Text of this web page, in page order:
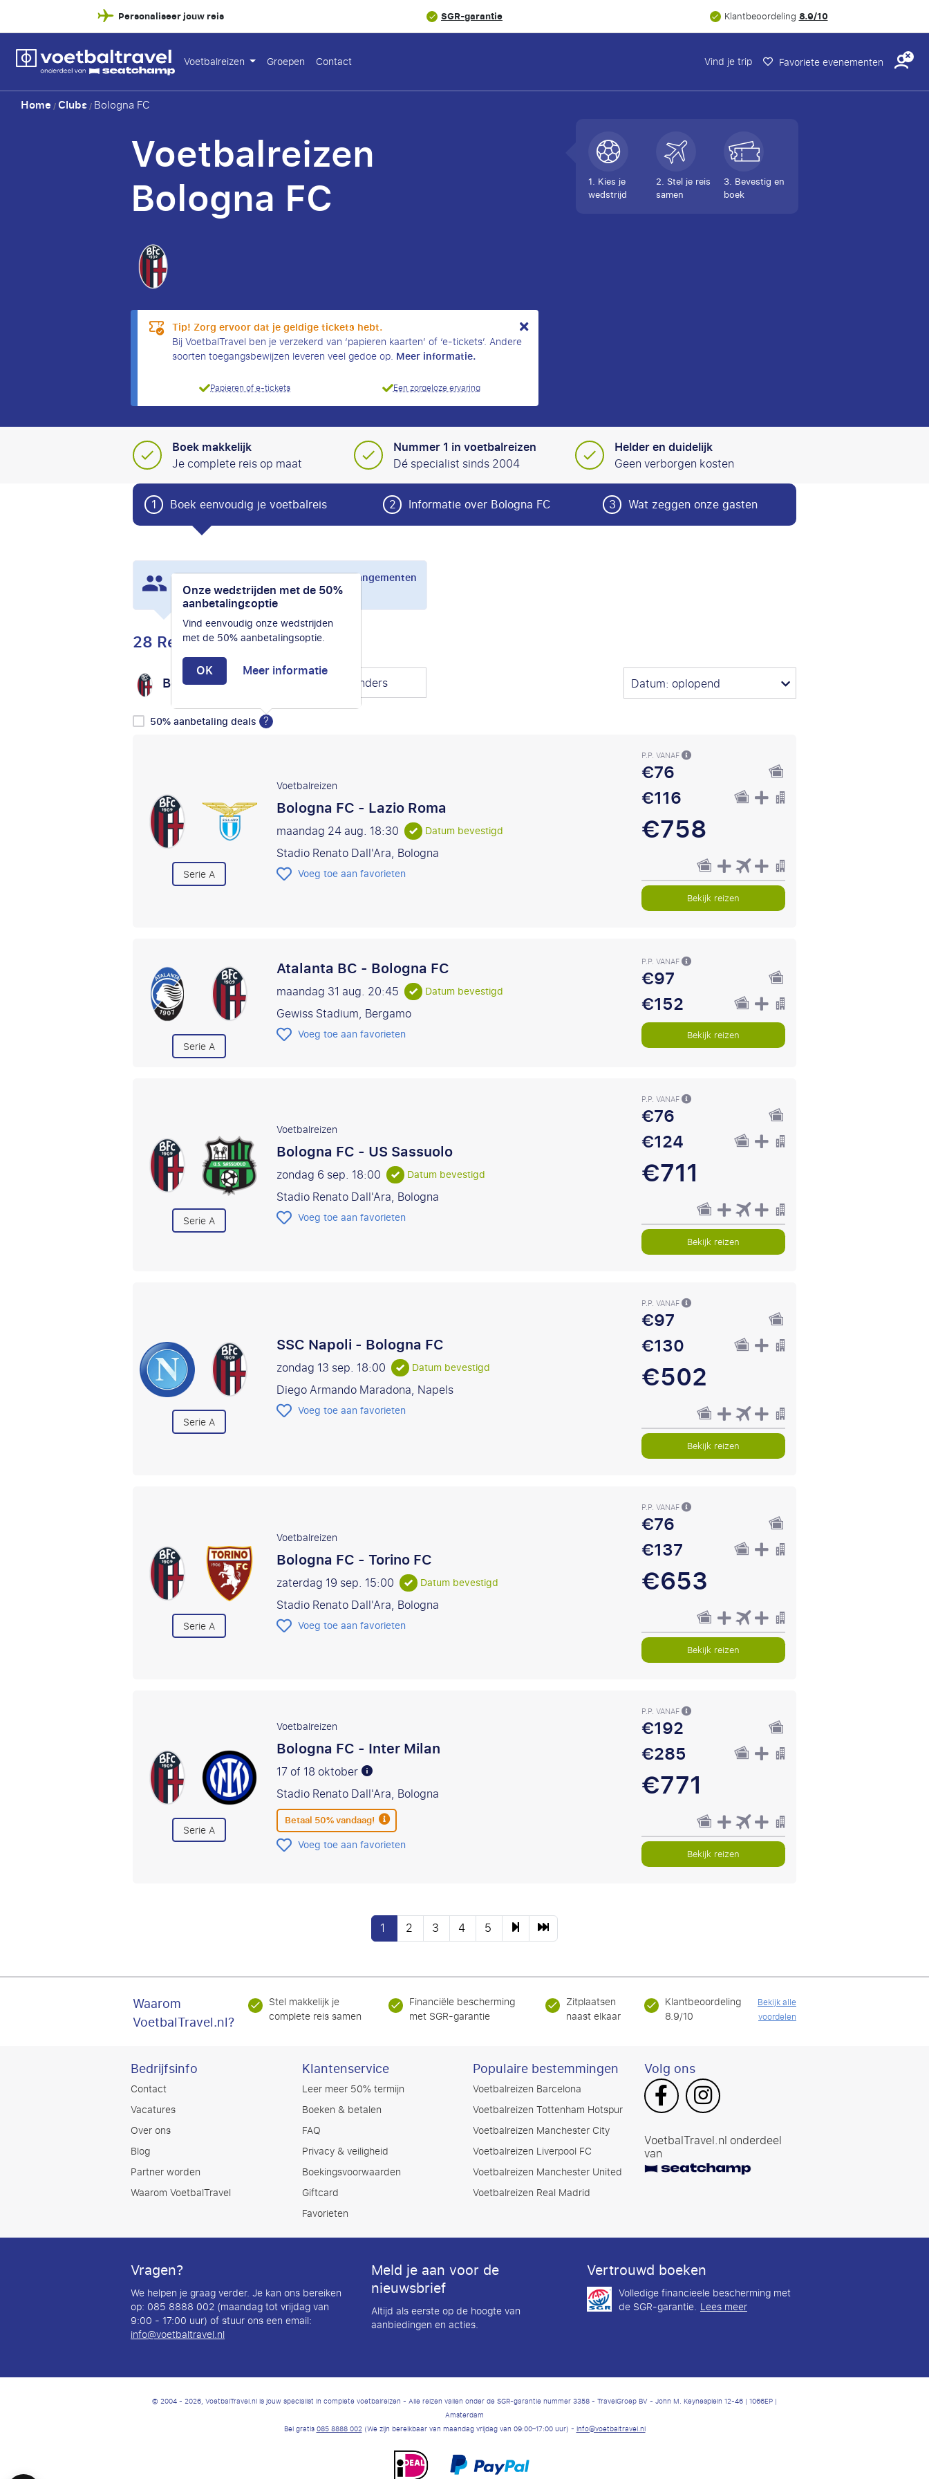
Personaliseer jouw reis SGR-garantie Klantbeoordeling8.9/10
Voetbalreizen Groepen Contact Vind je trip Favoriete evenementen
Home/Clubs/Bologna FC
Voetbalreizen
Bologna FC
Tip! Zorg ervoor dat je geldige tickets hebt.
Bij VoetbalTravel ben je verzekerd van ‘papieren kaarten’ of ‘e-tickets’. Andere
soorten toegangsbewijzen leveren veel gedoe op. Meer informatie.
Papieren of e-tickets Een zorgeloze ervaring
1. Kies je
wedstrijd
2. Stel je reis
samen
3. Bevestig en
boek
Boek makkelijk
Je complete reis op maat
Nummer 1 in voetbalreizen
Dé specialist sinds 2004
Helder en duidelijk
Geen verborgen kosten
1 Boek eenvoudig je voetbalreis 2 Informatie over Bologna FC 3 Wat zeggen onze gasten
101Personen bekeken Bologna FC arrangementen
in de afgelopen 24 uur.
28 Reizen
Bologna FC Selecteer tegenstanders Datum: oplopend
50% aanbetaling deals ?
Serie A
Voetbalreizen
Bologna FC - Lazio Roma
maandag 24 aug. 18:30 Datum bevestigd
Stadio Renato Dall'Ara, Bologna
Voeg toe aan favorieten
P.P. VANAF
€76
€116
€758
Bekijk reizen
Serie A
Atalanta BC - Bologna FC
maandag 31 aug. 20:45 Datum bevestigd
Gewiss Stadium, Bergamo
Voeg toe aan favorieten
P.P. VANAF
€97
€152
Bekijk reizen
Serie A
Voetbalreizen
Bologna FC - US Sassuolo
zondag 6 sep. 18:00 Datum bevestigd
Stadio Renato Dall'Ara, Bologna
Voeg toe aan favorieten
P.P. VANAF
€76
€124
€711
Bekijk reizen
Serie A
SSC Napoli - Bologna FC
zondag 13 sep. 18:00 Datum bevestigd
Diego Armando Maradona, Napels
Voeg toe aan favorieten
P.P. VANAF
€97
€130
€502
Bekijk reizen
Serie A
Voetbalreizen
Bologna FC - Torino FC
zaterdag 19 sep. 15:00 Datum bevestigd
Stadio Renato Dall'Ara, Bologna
Voeg toe aan favorieten
P.P. VANAF
€76
€137
€653
Bekijk reizen
Serie A
Voetbalreizen
Bologna FC - Inter Milan
17 of 18 oktober
Stadio Renato Dall'Ara, Bologna
Betaal 50% vandaag!
Voeg toe aan favorieten
P.P. VANAF
€192
€285
€771
Bekijk reizen
1 2 3 4 5
Waarom
VoetbalTravel.nl?
Stel makkelijk je
complete reis samen
Financiële bescherming
met SGR-garantie
Zitplaatsen
naast elkaar
Klantbeoordeling
8.9/10
Bekijk alle
voordelen
Bedrijfsinfo
Contact
Vacatures
Over ons
Blog
Partner worden
Waarom VoetbalTravel
Klantenservice
Leer meer 50% termijn
Boeken & betalen
FAQ
Privacy & veiligheid
Boekingsvoorwaarden
Giftcard
Favorieten
Populaire bestemmingen
Voetbalreizen Barcelona
Voetbalreizen Tottenham Hotspur
Voetbalreizen Manchester City
Voetbalreizen Liverpool FC
Voetbalreizen Manchester United
Voetbalreizen Real Madrid
Volg ons
VoetbalTravel.nl onderdeel
van
Vragen?
We helpen je graag verder. Je kan ons bereiken
op: 085 8888 002 (maandag tot vrijdag van
9:00 - 17:00 uur) of stuur ons een email:
info@voetbaltravel.nl
Meld je aan voor de
nieuwsbrief
Altijd als eerste op de hoogte van
aanbiedingen en acties.
Vertrouwd boeken
Volledige financieele bescherming met
de SGR-garantie. Lees meer
© 2004 - 2026, VoetbalTravel.nl is jouw specialist in complete voetbalreizen - Alle reizen vallen onder de SGR-garantie nummer 3358 - TravelGroep BV - John M. Keynesplein 12-46 | 1066EP |
Amsterdam
Bel gratis085 8888 002(We zijn bereikbaar van maandag vrijdag van 09:00–17:00 uur) -info@voetbaltravel.nl
Onze wedstrijden met de 50%
aanbetalingsoptie
Vind eenvoudig onze wedstrijden
met de 50% aanbetalingsoptie.
OK Meer informatie